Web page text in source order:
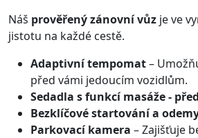
Náš prověřený zánovní vůz je ve
jistotu na každé cestě.
Adaptivní tempomat–
před vámi jedoucím vozidlům.
Sedadla s funkcí masáže -
Bezklíčové startování a
Parkovací kamera – Zajišťuje